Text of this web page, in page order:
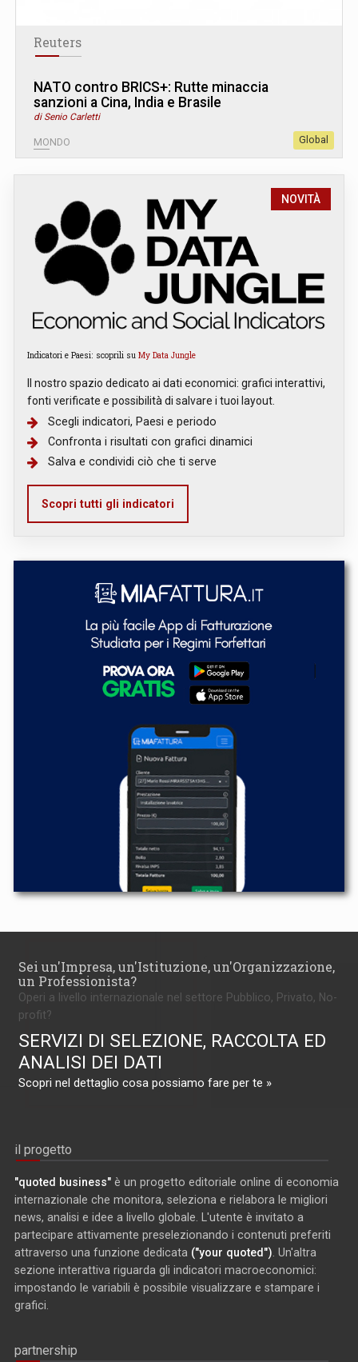
Reuters
NATO contro BRICS+: Rutte minaccia
sanzioni a Cina, India e Brasile
di Senio Carletti
MONDO Global
NOVITÀ
Indicatori e Paesi: scoprili su My Data Jungle
Il nostro spazio dedicato ai dati economici: grafici interattivi,
fonti verificate e possibilità di salvare i tuoi layout.
Scegli indicatori, Paesi e periodo
Confronta i risultati con grafici dinamici
Salva e condividi ciò che ti serve
Scopri tutti gli indicatori
Sei un'Impresa, un'Istituzione, un'Organizzazione,
un Professionista?
Operi a livello internazionale nel settore Pubblico, Privato, No-
profit?
SERVIZI DI SELEZIONE, RACCOLTA ED
ANALISI DEI DATI
Scopri nel dettaglio cosa possiamo fare per te »
il progetto
"quoted business" è un progetto editoriale online di economia
internazionale che monitora, seleziona e rielabora le migliori
news, analisi e idee a livello globale. L'utente è invitato a
partecipare attivamente preselezionando i contenuti preferiti
attraverso una funzione dedicata ("your quoted") . Un'altra
sezione interattiva riguarda gli indicatori macroeconomici:
impostando le variabili è possibile visualizzare e stampare i
grafici.
partnership